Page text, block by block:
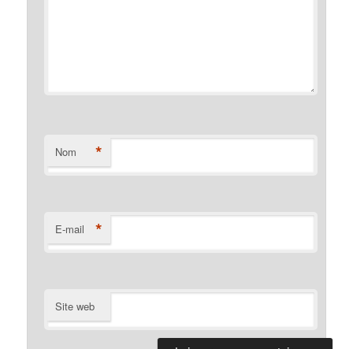
Nom *
E-mail *
Site web